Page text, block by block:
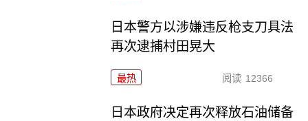
日本警方以涉嫌违反枪支刀具法
再次逮捕村田晃大
最热 阅读 12366
日本政府决定再次释放石油储备